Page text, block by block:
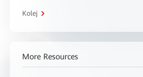
Kolej
More Resources